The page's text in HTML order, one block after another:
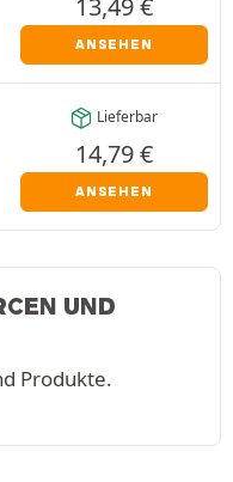
ANSEHEN
Lieferbar
14,79€
ANSEHEN
UND
Produkte.